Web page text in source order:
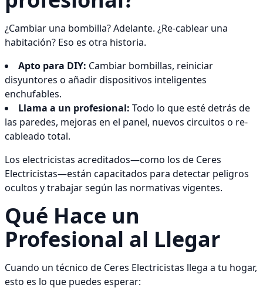
¿Cambiar una bombilla? Adelante. ¿Re-cablear una
habitación? Eso es otra historia.
Apto para DIY: Cambiar bombillas, reiniciar
disyuntores o añadir dispositivos inteligentes
enchufables.
Llama a un profesional: Todo lo que esté detrás de
las paredes, mejoras en el panel, nuevos circuitos o re-
cableado total.
Los electricistas acreditados—como los de Ceres
Electricistas—están capacitados para detectar peligros
ocultos y trabajar según las normativas vigentes.
Qué Hace un
Profesional al Llegar
Cuando un técnico de Ceres Electricistas llega a tu hogar,
esto es lo que puedes esperar: